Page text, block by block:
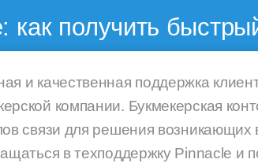
получить
и качественная поддержка
компании. Букмекерская
связи для решения
в техподдержку Pinnacle